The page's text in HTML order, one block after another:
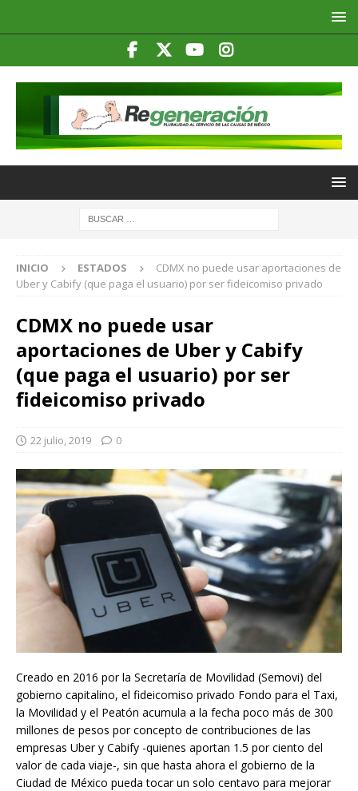
INICIO ESTADOS
CDMX no puede usar aportaciones de
Uber y Cabify (que paga el usuario) por ser fideicomiso privado
CDMX no puede usar
aportaciones de Uber y Cabify
(que paga el usuario) por ser
fideicomiso privado
22 julio, 2019 0
Creado en 2016 por la Secretaría de Movilidad (Semovi) del
gobierno capitalino, el fideicomiso privado Fondo para el Taxi,
la Movilidad y el Peatón acumula a la fecha poco más de 300
millones de pesos por concepto de contribuciones de las
empresas Uber y Cabify -quienes aportan 1.5 por ciento del
valor de cada viaje-, sin que hasta ahora el gobierno de la
Ciudad de México pueda tocar un solo centavo para mejorar